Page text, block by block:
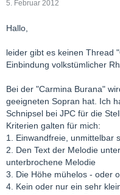
5. Februar 2012
Hallo,
leider gibt es keinen Thread
Einbindung volkstümlicher
Bei der "Carmina Burana"
geeigneten Sopran hat. Ich
Schnipsel bei JPC für die
Kriterien galten für mich:
1. Einwandfreie, unmittelbar
2. Den Text der Melodie
unterbrochene Melodie
3. Die Höhe mühelos - oder
4. Kein oder nur ein sehr